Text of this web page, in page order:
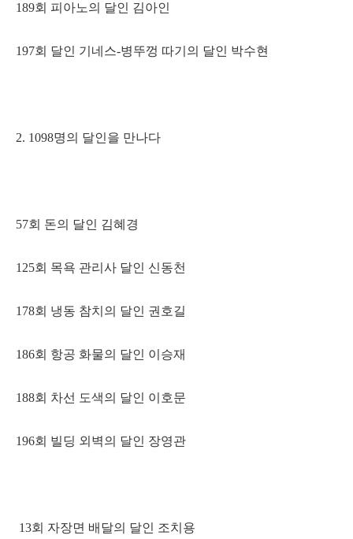
189회 피아노의 달인 김아인
197회 달인 기네스-병뚜껑 따기의 달인 박수현
2. 1098명의 달인을 만나다
57회 돈의 달인 김혜경
125회 목욕 관리사 달인 신동천
178회 냉동 참치의 달인 권호길
186회 항공 화물의 달인 이승재
188회 차선 도색의 달인 이호문
196회 빌딩 외벽의 달인 장영관
13회 자장면 배달의 달인 조치용